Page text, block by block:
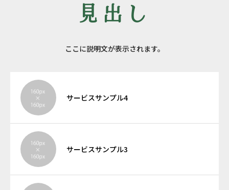
見出し
ここに説明文が表示されます。
サービスサンプル4
サービスサンプル3